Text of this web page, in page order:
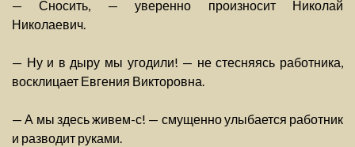
— Сносить, — уверенно произносит Николай
Николаевич.
— Ну и в дыру мы угодили! — не стесняясь работника,
восклицает Евгения Викторовна.
— А мы здесь живем-с! — смущенно улыбается работник
и разводит руками.